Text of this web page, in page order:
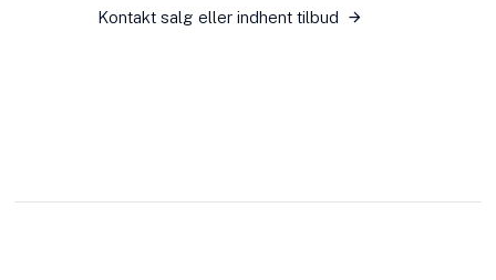
Kontakt salg eller indhent tilbud